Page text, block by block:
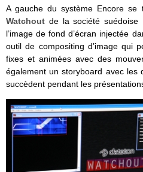
A gauche du système Encore
Watchout de la société suédoise
l’image de fond d’écran injectée
outil de compositing d’image qui
fixes et animées avec des
également un storyboard avec les
succèdent pendant les